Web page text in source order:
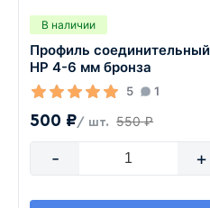
В наличии
Профиль соединительный
HP 4-6 мм бронза
5 1
500 ₽/ шт. 550 ₽
- +